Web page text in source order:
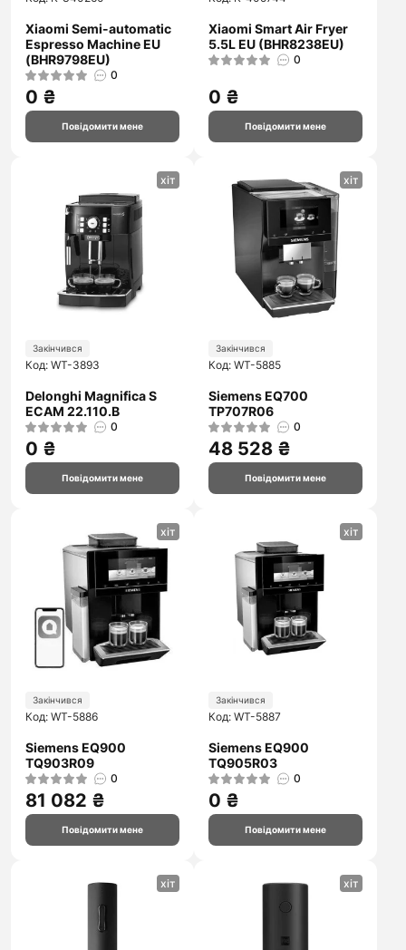
Xiaomi Semi-automatic
Espresso Machine EU
(BHR9798EU)
0
0 ₴
Повідомити мене
Xiaomi Smart Air Fryer
5.5L EU (BHR8238EU)
0
0 ₴
Повідомити мене
хіт
Закінчився
Код: WT-3893
Delonghi Magnifica S
ECAM 22.110.B
0
0 ₴
Повідомити мене
хіт
Закінчився
Код: WT-5885
Siemens EQ700
TP707R06
0
48 528 ₴
Повідомити мене
хіт
Закінчився
Код: WT-5886
Siemens EQ900
TQ903R09
0
81 082 ₴
Повідомити мене
хіт
Закінчився
Код: WT-5887
Siemens EQ900
TQ905R03
0
0 ₴
Повідомити мене
хіт хіт